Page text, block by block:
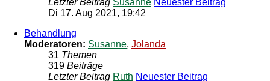
Letzter Beitrag Susanne Neuester Beitrag
Di 17. Aug 2021, 19:42
Behandlung
Moderatoren: Susanne, Jolanda
31 Themen
319 Beiträge
Letzter Beitrag Ruth Neuester Beitrag